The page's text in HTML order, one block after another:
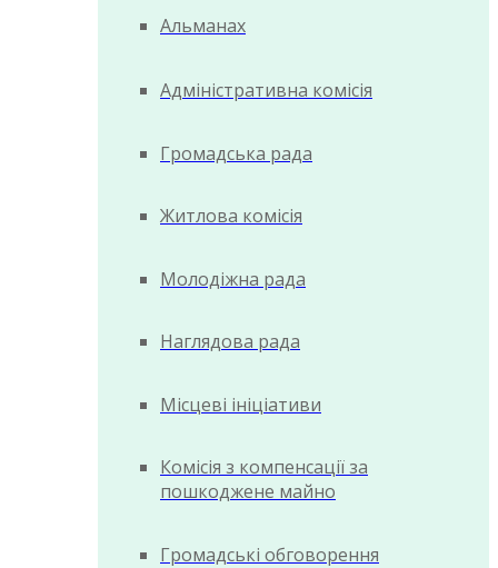
Альманах
Адміністративна комісія
Громадська рада
Житлова комісія
Молодіжна рада
Наглядова рада
Місцеві ініціативи
Комісія з компенсації за
пошкоджене майно
Громадські обговорення